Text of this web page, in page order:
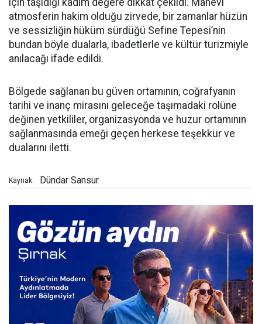
atmosferin hakim olduğu zirvede, bir zamanlar hüzün
ve sessizliğin hüküm sürdüğü Sefine Tepesi’nin
bundan böyle dualarla, ibadetlerle ve kültür turizmiyle
anılacağı ifade edildi.
Bölgede sağlanan bu güven ortamının, coğrafyanın
tarihi ve inanç mirasını geleceğe taşımadaki rolüne
değinen yetkililer, organizasyonda ve huzur ortamının
sağlanmasında emeği geçen herkese teşekkür ve
dualarını iletti.
Kaynak: Dündar Sansur